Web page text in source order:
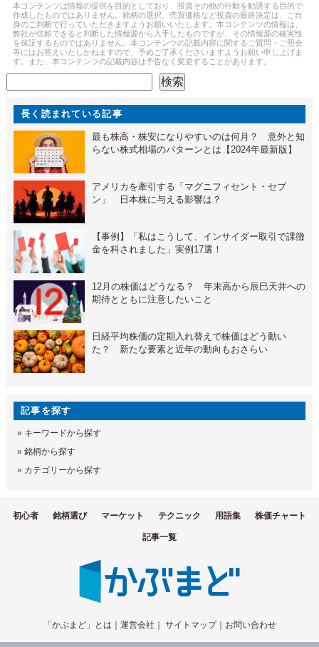
本コンテンツは情報の提供を目的としており、投資その他の行動を勧誘する目的で
作成したものではありません。銘柄の選択、売買価格など投資の最終決定は、ご自
身のご判断で行っていただきますようお願いいたします。本コンテンツの情報は、
弊社が信頼できると判断した情報源から入手したものですが、その情報源の確実性
を保証するものではありません。本コンテンツの記載内容に関するご質問・ご照会
等にはお答えいたしかねますので、予めご了承くださいますようお願い申し上げま
す。また、本コンテンツの記載内容は予告なく変更することがあります。
検索
長く読まれている記事
最も株高・株安になりやすいのは何月？ 意外と知
らない株式相場のパターンとは【2024年最新版】
アメリカを牽引する「マグニフィセント・セブ
ン」 日本株に与える影響は？
【事例】「私はこうして、インサイダー取引で課徴
金を科されました」実例17選！
12月の株価はどうなる？ 年末高から辰巳天井への
期待とともに注意したいこと
日経平均株価の定期入れ替えで株価はどう動い
た？ 新たな要素と近年の動向もおさらい
記事を探す
» キーワードから探す
» 銘柄から探す
» カテゴリーから探す
初心者 銘柄選び マーケット テクニック 用語集 株価チャート
記事一覧
「かぶまど」とは 運営会社 サイトマップ｜ お問い合わせ